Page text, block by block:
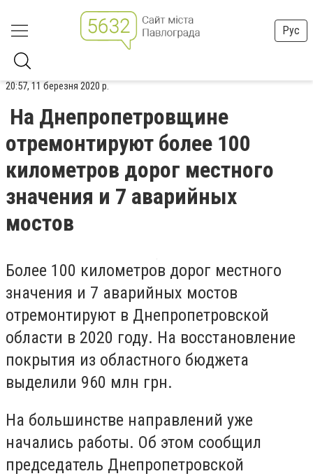
Рус
20:57, 11 березня 2020 р.
На Днепропетровщине
отремонтируют более 100
километров дорог местного
значения и 7 аварийных
мостов
Более 100 километров дорог местного
значения и 7 аварийных мостов
отремонтируют в Днепропетровской
области в 2020 году. На восстановление
покрытия из областного бюджета
выделили 960 млн грн.
На большинстве направлений уже
начались работы. Об этом сообщил
председатель Днепропетровской